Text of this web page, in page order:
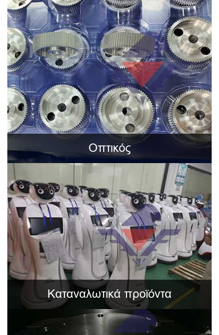
Οπτικός
Καταναλωτικά προϊόντα